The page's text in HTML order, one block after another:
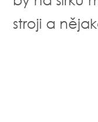
stroji a